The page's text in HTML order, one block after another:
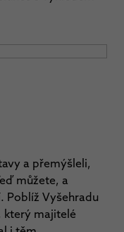
a přemýšleli,
můžete, a
Poblíž Vyšehradu
který majitelé